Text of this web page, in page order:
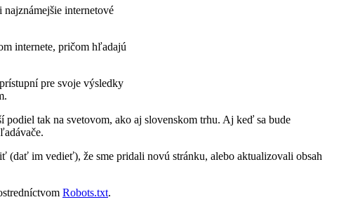
internetové
internete, pričom hľadajú
pre svoje výsledky
tak na svetovom, ako aj slovenskom trhu. Aj keď sa bude
im vedieť), že sme pridali novú stránku, alebo aktualizovali obsah
Robots.txt.